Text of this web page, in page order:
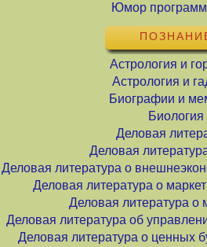
Юмор
Астрология и
Астрология и
Биографии и
Биология
Деловая
Деловая
Деловая литература о
Деловая литература о
Деловая литература о
Деловая литература об
Деловая литература о ценных